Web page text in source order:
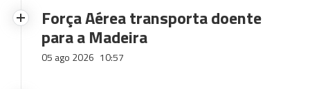
Força Aérea transporta doente
para a Madeira
05 ago 2026 10:57